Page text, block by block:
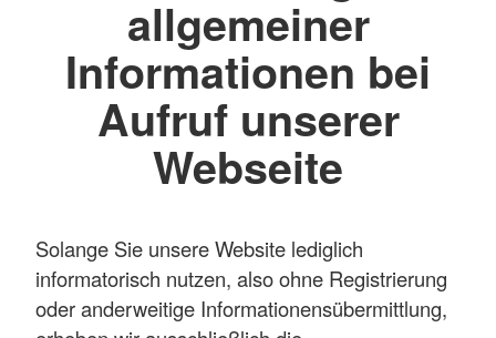
allgemeiner
Informationen bei
Aufruf unserer
Webseite
Solange Sie unsere Website lediglich
informatorisch nutzen, also ohne Registrierung
oder anderweitige Informationensübermittlung,